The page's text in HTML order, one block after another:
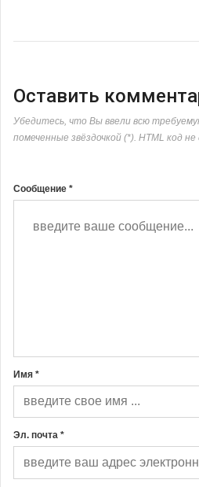
Оставить
Убедитесь, что Вы ввели всю
помеченные звёздочкой (*). HTML код не
Сообщение *
Имя *
Эл. почта *